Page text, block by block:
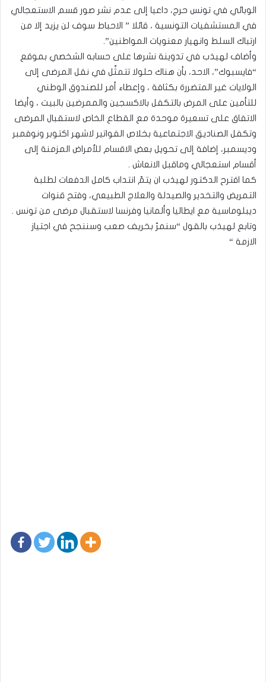
الوبائي في تونس حرج، داعيا إلى عدم نشر صور قسم الاستعجالي
في المستشفيات التونسية ، قائلا ” الاحباط سوف لن يزيد إلا من
ارتباك السلط وانهيار معنويات المواطنين”.
وأضاف لهيذب في تدوينة نشرها على حسابه الشخصي بموقع
“فايسبوك”، الاحد، بأن هناك حلولا تتمثّل في نقل المرضى إلى
الولايات غير المتضررة بكثافة ، وإعطاء أمر للصندوق الوطني
للتأمين على المرض بالتكفل بالاكسجين والممرضين بالبيت ، وأيضا
الاتفاق على تسعيرة موحدة مع القطاع الخاص لاستقبال المرضى
وتكفل الصناديق الاجتماعية بخلاص الفواتير لاشهر اكتوبر ونوفمبر
وديسمبر، إضافة إلى تحويل بعض الاقسام للأمراض المزمنة إلى
أقسام استعجالي وماقبل الانعاش .
كما اقترح الدكتور لهيذب ان يتمّ انتداب كامل الدفعات لطلبة
التمريض والتخدير والصيدلة والعلاج الطبيعي، وفتح قنوات
ديبلوماسية مع ايطاليا وألمانيا وفرنسا لاستقبال مرضى من تونس .
وتابع لهيذب بالقول “سنمرّ بخريف صعب وسننجح في اجتياز
الازمة “